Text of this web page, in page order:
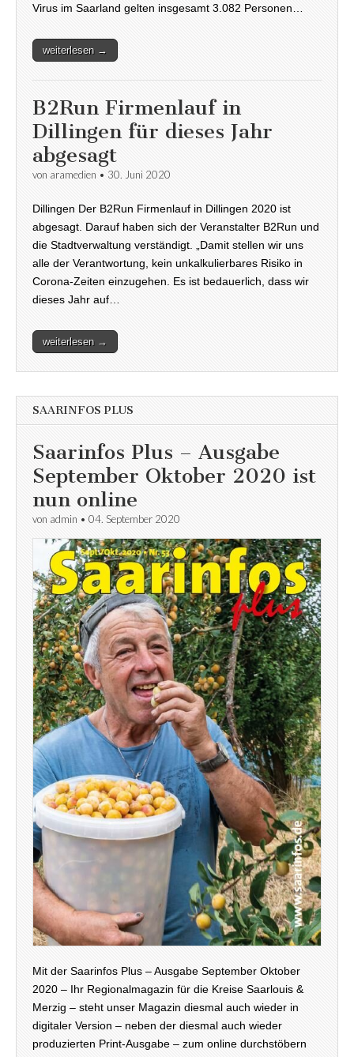
Virus im Saarland gelten insgesamt 3.082 Personen…
weiterlesen →
B2Run Firmenlauf in
Dillingen für dieses Jahr
abgesagt
von aramedien • 30. Juni 2020
Dillingen Der B2Run Firmenlauf in Dillingen 2020 ist
abgesagt. Darauf haben sich der Veranstalter B2Run und
die Stadtverwaltung verständigt. „Damit stellen wir uns
alle der Verantwortung, kein unkalkulierbares Risiko in
Corona-Zeiten einzugehen. Es ist bedauerlich, dass wir
dieses Jahr auf…
weiterlesen →
SAARINFOS PLUS
Saarinfos Plus – Ausgabe
September Oktober 2020 ist
nun online
von admin • 04. September 2020
Mit der Saarinfos Plus – Ausgabe September Oktober
2020 – Ihr Regionalmagazin für die Kreise Saarlouis &
Merzig – steht unser Magazin diesmal auch wieder in
digitaler Version – neben der diesmal auch wieder
produzierten Print-Ausgabe – zum online durchstöbern